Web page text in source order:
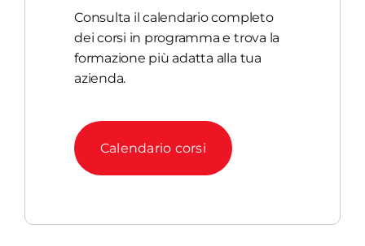
Consulta il calendario completo
dei corsi in programma e trova la
formazione più adatta alla tua
azienda.
Calendario corsi